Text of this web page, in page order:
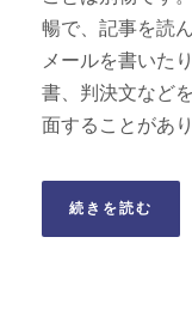
暢で、記事を読
メールを書いた
書、判決文など
面することがあり
続きを読む